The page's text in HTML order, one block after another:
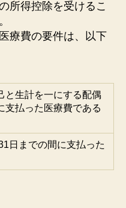
所得控除を受けるこ
療費の要件は、以下
と生計を一にする配偶
支払った医療費である
日までの間に支払った